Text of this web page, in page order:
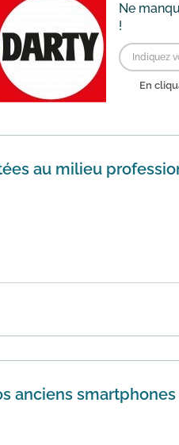
Ne
!
En
au milieu
Pro, Darty propose des
anciens